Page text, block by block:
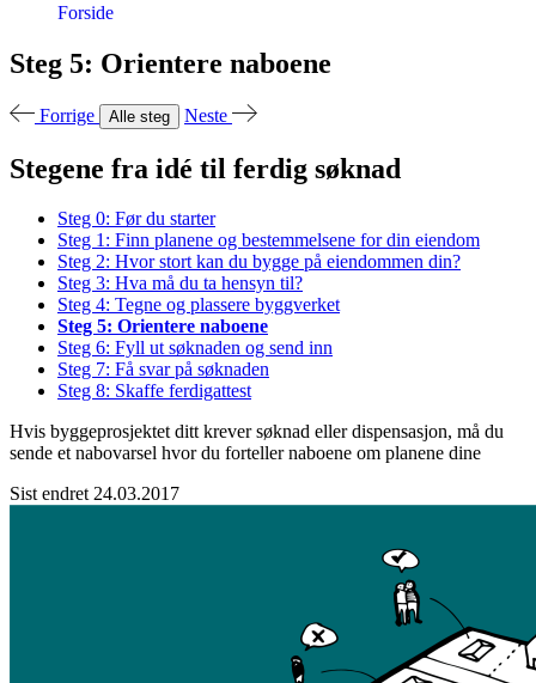
Forside
Steg 5: Orientere naboene
Forrige Alle steg Neste
Stegene fra idé til ferdig søknad
Steg 0: Før du starter
Steg 1: Finn planene og bestemmelsene for din eiendom
Steg 2: Hvor stort kan du bygge på eiendommen din?
Steg 3: Hva må du ta hensyn til?
Steg 4: Tegne og plassere byggverket
Steg 5: Orientere naboene
Steg 6: Fyll ut søknaden og send inn
Steg 7: Få svar på søknaden
Steg 8: Skaffe ferdigattest
Hvis byggeprosjektet ditt krever søknad eller dispensasjon, må du
sende etnabovarsel hvor du forteller naboene om planene dine
Sist endret 24.03.2017